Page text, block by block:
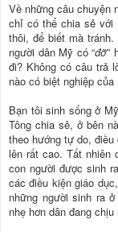
Về những câu chuyện
chỉ có thể chia sẻ với
thôi, để biết mà
người dân Mỹ có “đỡ”
đi? Không có câu trả
nào có biệt nghiệp của
Bạn tôi sinh sống ở
Tông chia sẻ, ở bên
theo hướng tự do, điều
lên rất cao. Tất nhiên
con người được sinh
các điều kiện giáo
những người sinh ra
nhẹ hơn dân đang